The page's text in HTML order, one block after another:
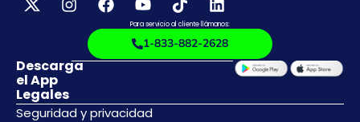
Legales
Seguridad y privacidad
Para servicio al cliente llámanos:
1-833-882-2628
Descarga
el App